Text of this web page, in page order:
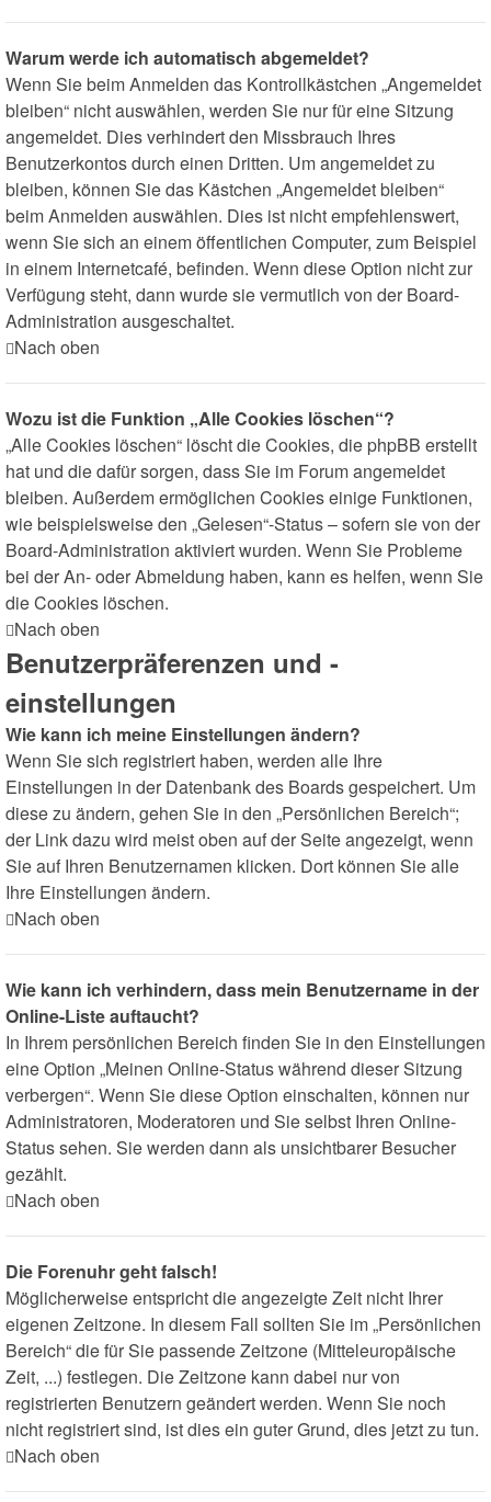
Warum werde ich automatisch abgemeldet?
Wenn Sie beim Anmelden das Kontrollkästchen „Angemeldet
bleiben“ nicht auswählen, werden Sie nur für eine Sitzung
angemeldet. Dies verhindert den Missbrauch Ihres
Benutzerkontos durch einen Dritten. Um angemeldet zu
bleiben, können Sie das Kästchen „Angemeldet bleiben“
beim Anmelden auswählen. Dies ist nicht empfehlenswert,
wenn Sie sich an einem öffentlichen Computer, zum Beispiel
in einem Internetcafé, befinden. Wenn diese Option nicht zur
Verfügung steht, dann wurde sie vermutlich von der Board-
Administration ausgeschaltet.
Nach oben
Wozu ist die Funktion „Alle Cookies löschen“?
„Alle Cookies löschen“ löscht die Cookies, die phpBB erstellt
hat und die dafür sorgen, dass Sie im Forum angemeldet
bleiben. Außerdem ermöglichen Cookies einige Funktionen,
wie beispielsweise den „Gelesen“-Status – sofern sie von der
Board-Administration aktiviert wurden. Wenn Sie Probleme
bei der An- oder Abmeldung haben, kann es helfen, wenn Sie
die Cookies löschen.
Nach oben
Benutzerpräferenzen und -
einstellungen
Wie kann ich meine Einstellungen ändern?
Wenn Sie sich registriert haben, werden alle Ihre
Einstellungen in der Datenbank des Boards gespeichert. Um
diese zu ändern, gehen Sie in den „Persönlichen Bereich“;
der Link dazu wird meist oben auf der Seite angezeigt, wenn
Sie auf Ihren Benutzernamen klicken. Dort können Sie alle
Ihre Einstellungen ändern.
Nach oben
Wie kann ich verhindern, dass mein Benutzername in der
Online-Liste auftaucht?
In Ihrem persönlichen Bereich finden Sie in den Einstellungen
eine Option „Meinen Online-Status während dieser Sitzung
verbergen“. Wenn Sie diese Option einschalten, können nur
Administratoren, Moderatoren und Sie selbst Ihren Online-
Status sehen. Sie werden dann als unsichtbarer Besucher
gezählt.
Nach oben
Die Forenuhr geht falsch!
Möglicherweise entspricht die angezeigte Zeit nicht Ihrer
eigenen Zeitzone. In diesem Fall sollten Sie im „Persönlichen
Bereich“ die für Sie passende Zeitzone (Mitteleuropäische
Zeit, ...) festlegen. Die Zeitzone kann dabei nur von
registrierten Benutzern geändert werden. Wenn Sie noch
nicht registriert sind, ist dies ein guter Grund, dies jetzt zu tun.
Nach oben